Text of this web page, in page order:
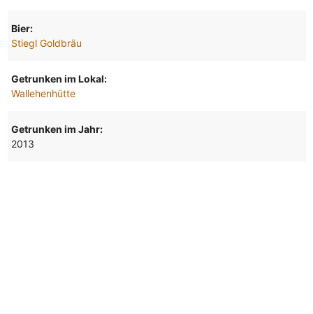
Bier:
Stiegl Goldbräu
Getrunken im Lokal:
Wallehenhütte
Getrunken im Jahr:
2013